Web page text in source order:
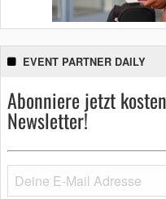
EVENT PARTNER DAILY
Abonniere jetzt
Newsletter!